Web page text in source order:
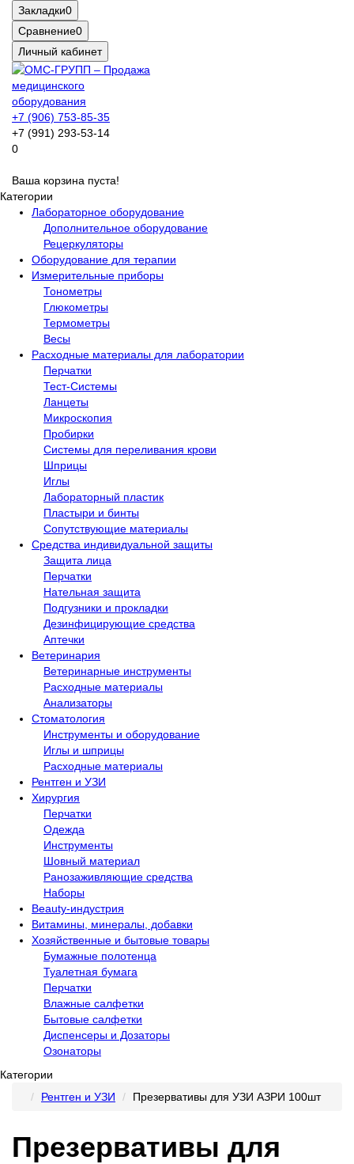
Закладки0
Сравнение0
Личный кабинет
+7 (906) 753-85-35
+7 (991) 293-53-14
0
Ваша корзина пуста!
Категории
Лабораторное оборудование
Дополнительное оборудование
Рецеркуляторы
Оборудование для терапии
Измерительные приборы
Тонометры
Глюкометры
Термометры
Весы
Расходные материалы для лаборатории
Перчатки
Тест-Системы
Ланцеты
Микроскопия
Пробирки
Системы для переливания крови
Шприцы
Иглы
Лабораторный пластик
Пластыри и бинты
Сопутствующие материалы
Средства индивидуальной защиты
Защита лица
Перчатки
Нательная защита
Подгузники и прокладки
Дезинфицирующие средства
Аптечки
Ветеринария
Ветеринарные инструменты
Расходные материалы
Анализаторы
Стоматология
Инструменты и оборудование
Иглы и шприцы
Расходные материалы
Рентген и УЗИ​
Хирургия
Перчатки
Одежда
Инструменты
Шовный материал
Ранозаживляющие средства
Наборы
Beauty-индустрия
Витамины, минералы, добавки
Хозяйственные и бытовые товары
Бумажные полотенца
Туалетная бумага
Перчатки
Влажные салфетки
Бытовые салфетки
Диспенсеры и Дозаторы
Озонаторы
Категории
Рентген и УЗИ​
Презервативы для УЗИ АЗРИ 100шт
Презервативы для